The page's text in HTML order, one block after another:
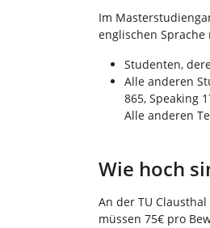
Im
englischen
Studenten,
Alle anderen
865, Speaking
Alle anderen
Wie hoch
An der TU
müssen 75€ pro